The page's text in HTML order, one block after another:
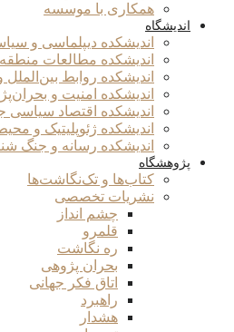
همکاری با موسسه
اندیشگاه
اندیشکده دیپلماسی و
اندیشکده مطالعات
اندیشکده روابط
اندیشکده امنیت و
اندیشکده اقتصاد سیاسی
اندیشکده ژئوپلیتیک و
اندیشکده رسانه و جنگ
پژوهشگاه
کتاب‌ها و تک‌نگاشت‌ها
نشریات تخصصی
چشم انداز
قلمرو
ره نگاشت
بحران پژوهی
اتاق فکر جهانی
راهبرد
هشدار